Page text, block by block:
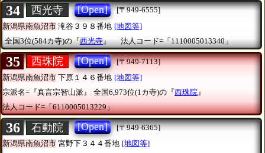
34 西光寺 [Open]
[〒949-6555]
新潟県南魚沼市 滝谷３９８番地 [地図等]
全国3位(584カ寺)の『西光寺』 法人コード=「1110005013340」
35 西珠院 [Open]
[〒949-7113]
新潟県南魚沼市 下原１４６番地 [地図等]
宗派名=『真言宗智山派』
全国6,973位(1カ寺)の『西珠院 』
法人コード=「6110005013229」
36 石動院 [Open]
[〒949-6365]
新潟県南魚沼市 宮野下３４４番地 [地図等]